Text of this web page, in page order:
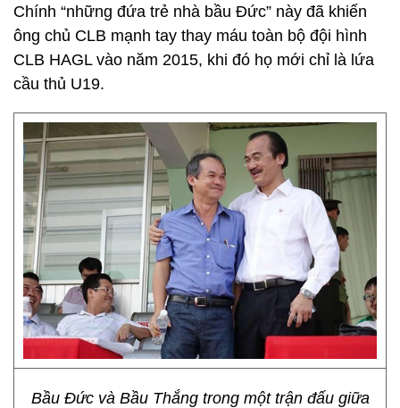
Chính “những đứa trẻ nhà bầu Đức” này đã khiến
ông chủ CLB mạnh tay thay máu toàn bộ đội hình
CLB HAGL vào năm 2015, khi đó họ mới chỉ là lứa
cầu thủ U19.
Bầu Đức và Bầu Thắng trong một trận đấu giữa